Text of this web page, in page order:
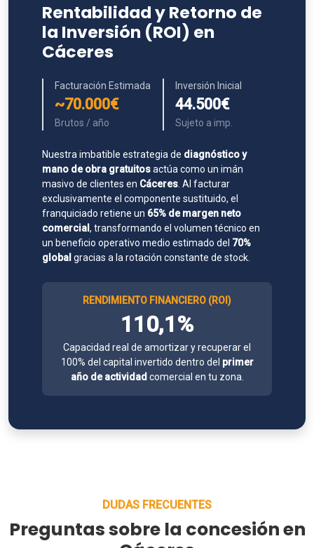
Rentabilidad y Retorno de
la Inversión (ROI) en
Cáceres
Facturación Estimada
~70.000€
Brutos / año
Inversión Inicial
44.500€
Sujeto a imp.
Nuestra imbatible estrategia de diagnóstico y
mano de obra gratuitosactúa como un imán
masivo de clientes en Cáceres . Al facturar
exclusivamente el componente sustituido, el
franquiciado retiene un 65% de margen neto
comercial , transformando el volumen técnico en
un beneficio operativo medio estimado del 70%
global gracias a la rotación constante de stock.
RENDIMIENTO FINANCIERO (ROI)
110,1%
Capacidad real de amortizar y recuperar el
100% del capital invertido dentro del primer
año de actividad comercial en tu zona.
DUDAS FRECUENTES
Preguntas sobre la concesión en